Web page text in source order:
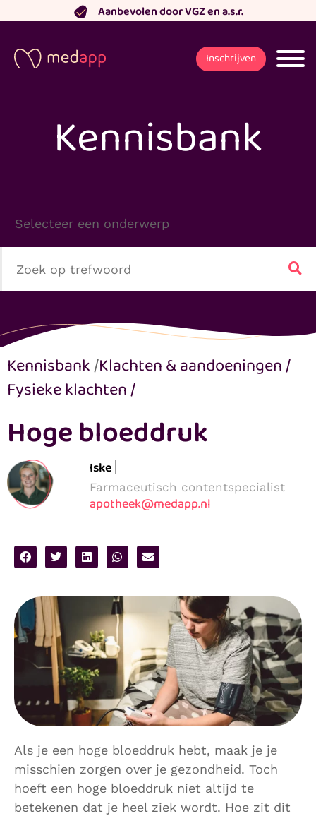
naar
inhoud
Aanbevolen door VGZ en a.s.r.
Inschrijven
Kennisbank
Kennisbank/Klachten & aandoeningen/
Fysieke klachten/
Hoge bloeddruk
Iske
Farmaceutisch contentspecialist
apotheek@medapp.nl
Als je een hoge bloeddruk hebt, maak je je
misschien zorgen over je gezondheid. Toch
hoeft een hoge bloeddruk niet altijd te
betekenen dat je heel ziek wordt. Hoe zit dit